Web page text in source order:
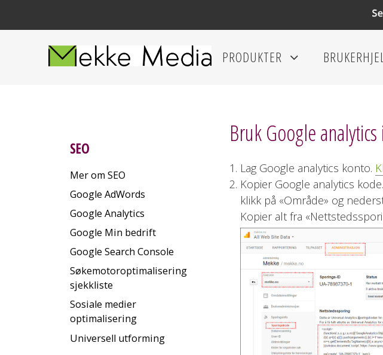
PRODUKTER
SEO
Mer om SEO
Google AdWords
Google Analytics
Google Min bedrift
Google Search Console
Søkemotoroptimalisering
sjekkliste
Sosiale medier
optimalisering
Universell utforming
Bruk Google
Lag Google analytics konto.
Kopier Google analytics
klikk på «Område» og
Kopier alt fra